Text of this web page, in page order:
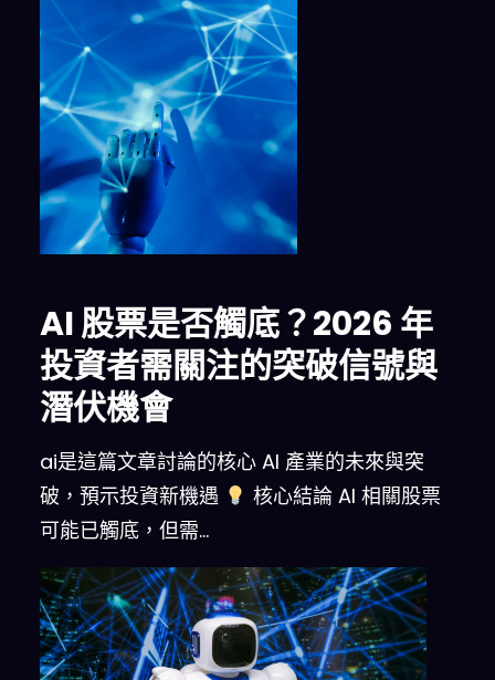
AI 股票是否觸底？2026 年
投資者需關注的突破信號與
潛伏機會
ai是這篇文章討論的核心 AI 產業的未來與突
破，預示投資新機遇
核心結論 AI 相關股票
可能已觸底，但需…